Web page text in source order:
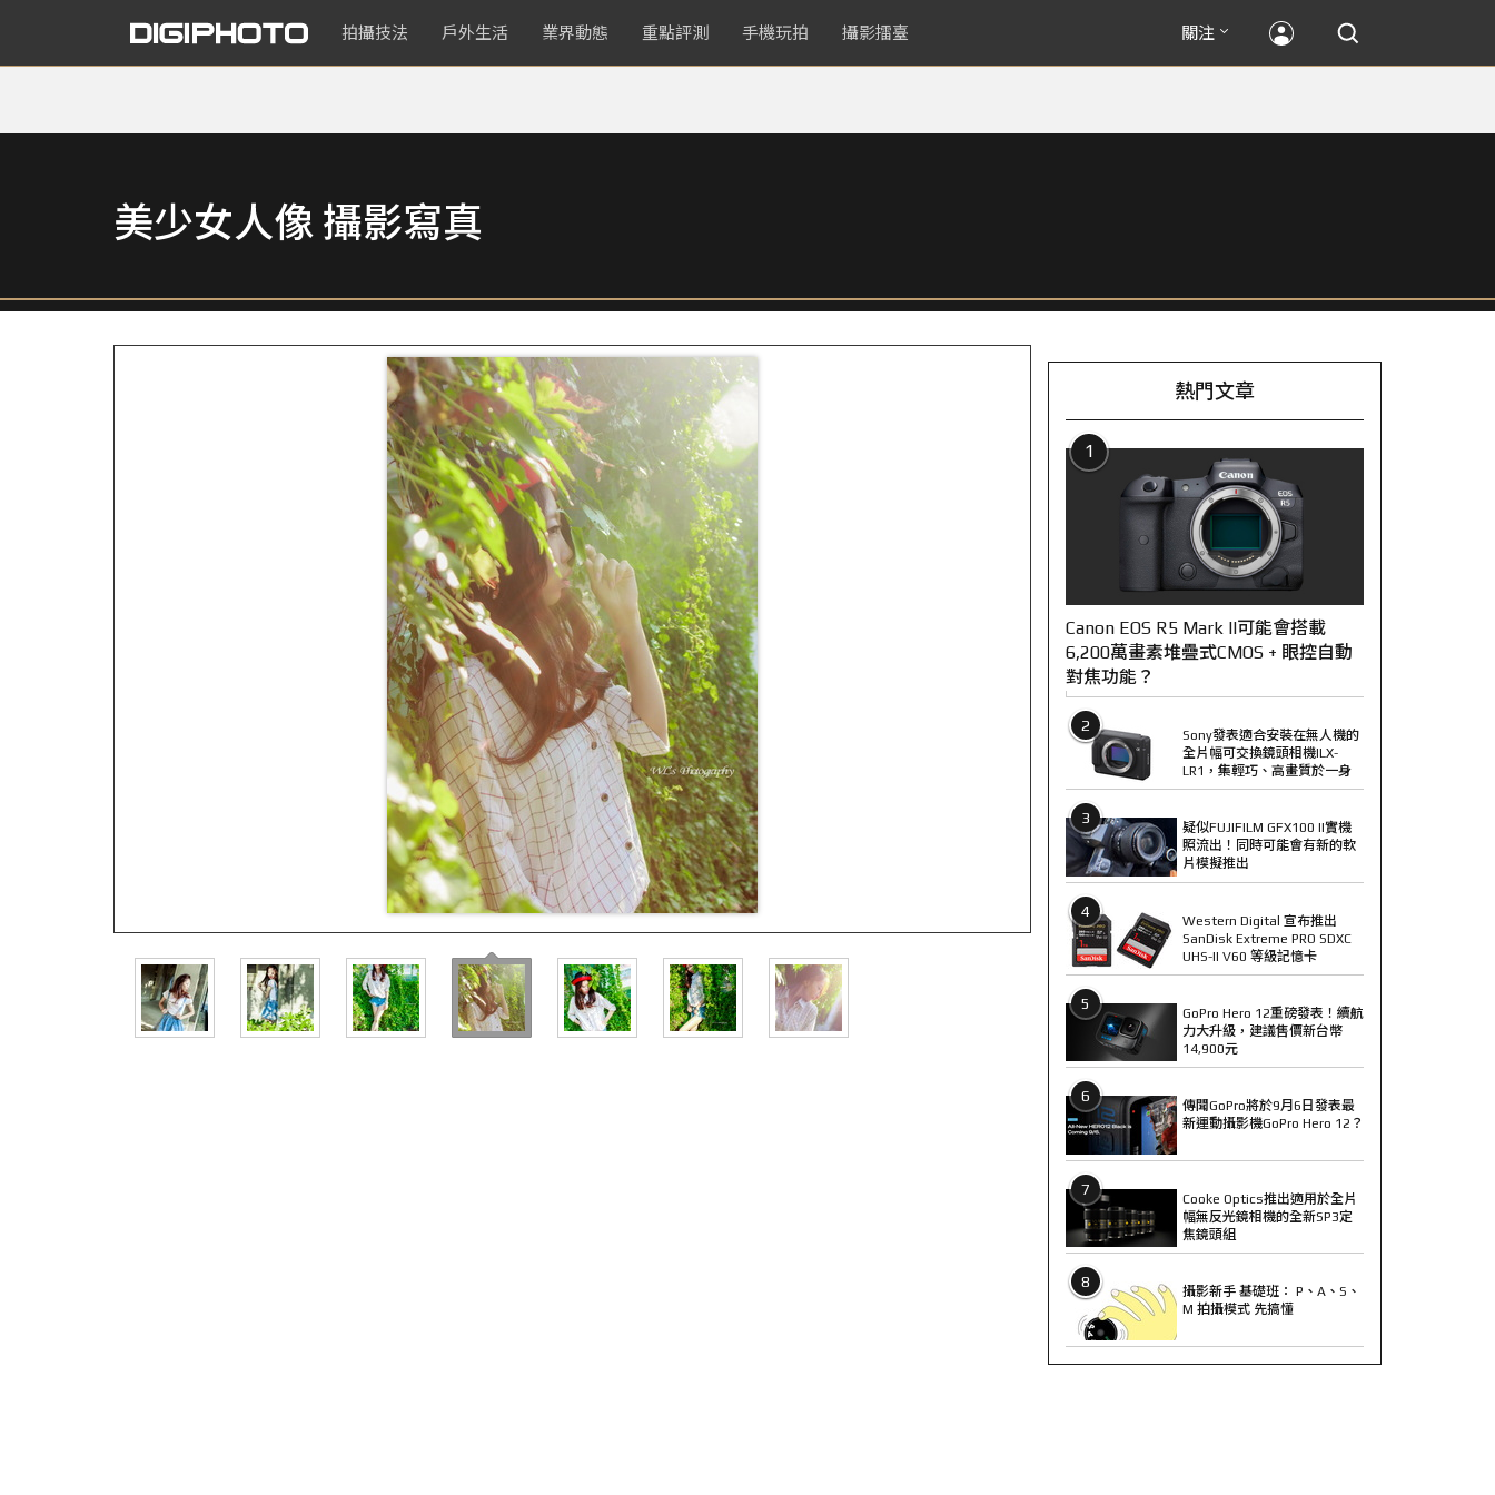
拍攝技法 戶外生活 業界動態 重點評測 手機玩拍 攝影擂臺 關注
美少女人像 攝影寫真
熱門文章
1
Canon EOS R5 Mark II可能會搭載
6,200萬畫素堆疊式CMOS + 眼控自動
對焦功能？
2
Sony發表適合安裝在無人機的
全片幅可交換鏡頭相機ILX-
LR1，集輕巧、高畫質於一身
3
疑似FUJIFILM GFX100 II實機
照流出！同時可能會有新的軟
片模擬推出
4
Western Digital 宣布推出
SanDisk Extreme PRO SDXC
UHS-II V60 等級記憶卡
5
GoPro Hero 12重磅發表！續航
力大升級，建議售價新台幣
14,900元
6
傳聞GoPro將於9月6日發表最
新運動攝影機GoPro Hero 12？
7
Cooke Optics推出適用於全片
幅無反光鏡相機的全新SP3定
焦鏡頭組
8
攝影新手 基礎班： P、A、S、
M 拍攝模式 先搞懂